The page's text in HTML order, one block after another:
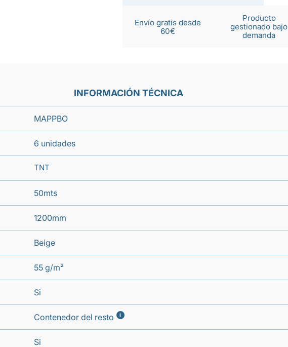
Envío gratis desde
60€
Producto
gestionado bajo
demanda
INFORMACIÓN TÉCNICA
MAPPBO
6 unidades
TNT
50mts
1200mm
Beige
55 g/m²
Si
Contenedor del resto i
Si